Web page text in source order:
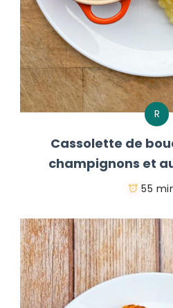
R
Cassolette de
champignons et
55